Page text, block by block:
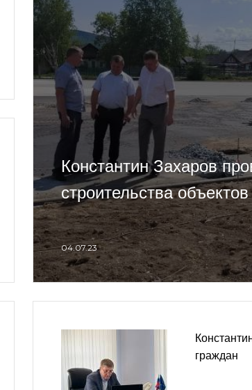
Константин Захаров
строительства
04.07.23
граждан